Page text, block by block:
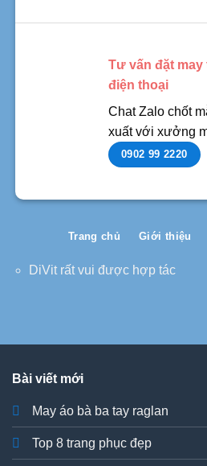
Tư vấn đặt
điện thoại
Chat Zalo chốt
xuất với xưởng
0902 99 2220
DiVit rất vui được hợp tác
Trang chủ Giới thiệu
Bài viết mới
May áo bà ba tay raglan
Top 8 trang phục đẹp